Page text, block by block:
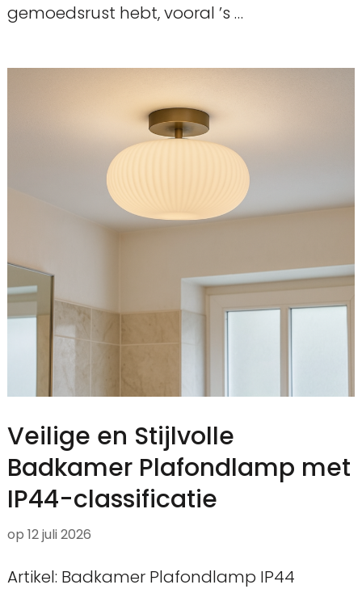
gemoedsrust hebt, vooral ’s …
Veilige en Stijlvolle
Badkamer Plafondlamp met
IP44-classificatie
op 12 juli 2026
Artikel: Badkamer Plafondlamp IP44